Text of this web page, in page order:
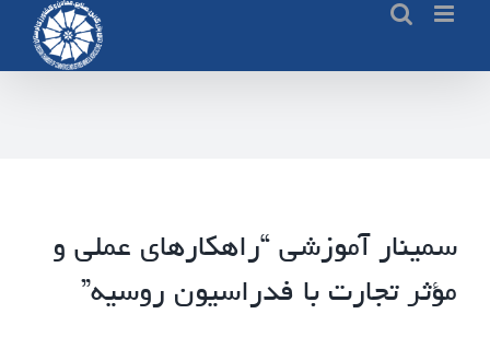
content
سمینار آموزشی “راهکارهای عملی و
مؤثر تجارت با فدراسیون روسیه”